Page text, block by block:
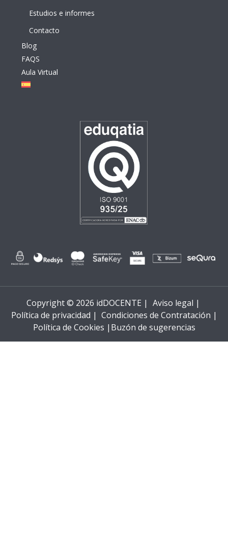
Estudios e informes
Contacto
Blog
FAQS
Aula Virtual
Copyright © 2026 idDOCENTE | Aviso legal |
Política de privacidad | Condiciones de Contratación |
Política de Cookies | Buzón de sugerencias